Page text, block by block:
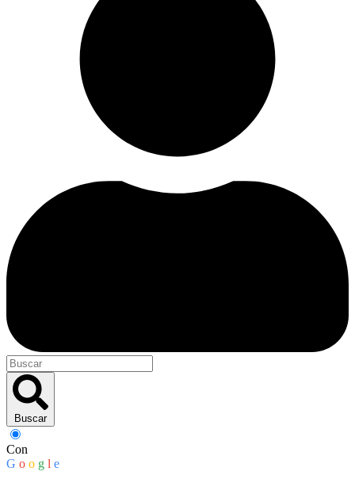
Buscar
Con
G o o g l e